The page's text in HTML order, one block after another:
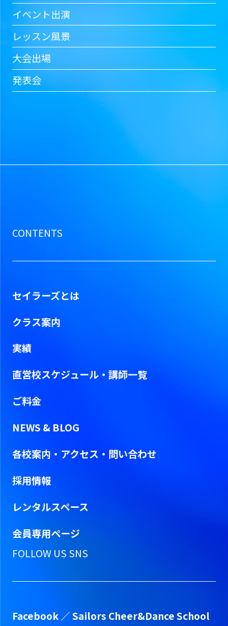
イベント出演
レッスン風景
大会出場
発表会
CONTENTS
セイラーズとは
クラス案内
実績
直営校スケジュール・ 講師一覧
ご料金
NEWS & BLOG
各校案内・アクセス・問い合わせ
採用情報
レンタルスペース
会員専用ページ
FOLLOW US SNS
Facebook ／Sailors Cheer&Dance School